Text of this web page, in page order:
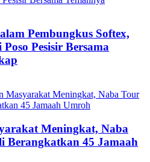
Pembungkus Softex,
Pesisir Bersama
Meningkat, Naba
Berangkatkan 45 Jamaah